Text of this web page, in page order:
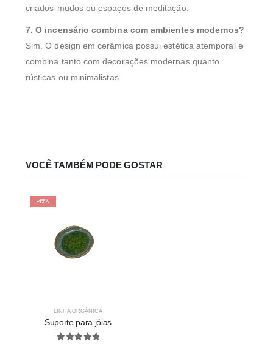
criados-mudos ou espaços de meditação.
7. O incensário combina com ambientes modernos?
Sim. O design em cerâmica possui estética atemporal e
combina tanto com decorações modernas quanto
rústicas ou minimalistas.
VOCÊ TAMBÉM PODE GOSTAR
-49%
LINHA ORGÂNICA
Suporte para jóias